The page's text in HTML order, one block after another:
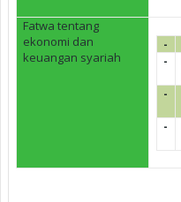
Fatwa tentang
ekonomi dan
keuangan syariah
-
-
-
-